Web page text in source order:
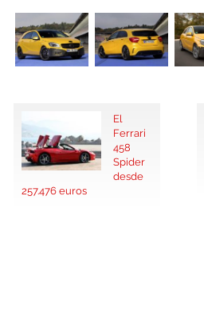
El
Ferrari
458
Spider
desde
257.476 euros